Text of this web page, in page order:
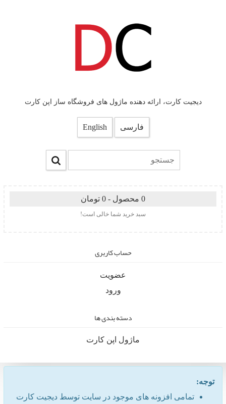
دیجیت کارت، ارائه دهنده ماژول های فروشگاه ساز اپن کارت
فارسی English
0 محصول - 0 تومان
سبد خرید شما خالی است!
حساب کاربری
عضویت
ورود
دسته بندی ها
ماژول اپن کارت
توجه:
تمامی افزونه های موجود در سایت توسط دیجیت کارت